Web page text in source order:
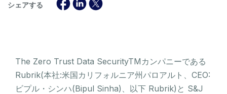
シェアする
The Zero Trust Data SecurityTMカンパニーである
Rubrik(本社:米国カリフォルニア州パロアルト、CEO:
ビプル・シンハ(Bipul Sinha)、以下 Rubrik)と S&J